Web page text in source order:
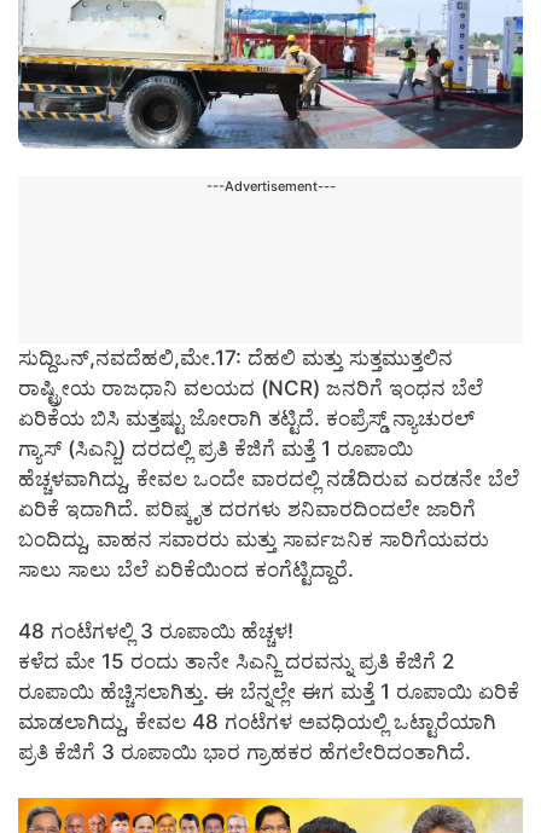
---Advertisement---
ಸುದ್ದಿಒನ್,ನವದೆಹಲಿ,ಮೇ.17: ದೆಹಲಿ ಮತ್ತು ಸುತ್ತಮುತ್ತಲಿನ
ರಾಷ್ಟ್ರೀಯ ರಾಜಧಾನಿ ವಲಯದ (NCR) ಜನರಿಗೆ ಇಂಧನ ಬೆಲೆ
ಏರಿಕೆಯ ಬಿಸಿ ಮತ್ತಷ್ಟು ಜೋರಾಗಿ ತಟ್ಟಿದೆ. ಕಂಪ್ರೆಸ್ಡ್ ನ್ಯಾಚುರಲ್
ಗ್ಯಾಸ್ (ಸಿಎನ್ಜಿ) ದರದಲ್ಲಿ ಪ್ರತಿ ಕೆಜಿಗೆ ಮತ್ತೆ 1 ರೂಪಾಯಿ
ಹೆಚ್ಚಳವಾಗಿದ್ದು, ಕೇವಲ ಒಂದೇ ವಾರದಲ್ಲಿ ನಡೆದಿರುವ ಎರಡನೇ ಬೆಲೆ
ಏರಿಕೆ ಇದಾಗಿದೆ. ಪರಿಷ್ಕೃತ ದರಗಳು ಶನಿವಾರದಿಂದಲೇ ಜಾರಿಗೆ
ಬಂದಿದ್ದು, ವಾಹನ ಸವಾರರು ಮತ್ತು ಸಾರ್ವಜನಿಕ ಸಾರಿಗೆಯವರು
ಸಾಲು ಸಾಲು ಬೆಲೆ ಏರಿಕೆಯಿಂದ ಕಂಗೆಟ್ಟಿದ್ದಾರೆ.
48 ಗಂಟೆಗಳಲ್ಲಿ 3 ರೂಪಾಯಿ ಹೆಚ್ಚಳ!
ಕಳೆದ ಮೇ 15 ರಂದು ತಾನೇ ಸಿಎನ್ಜಿ ದರವನ್ನು ಪ್ರತಿ ಕೆಜಿಗೆ 2
ರೂಪಾಯಿ ಹೆಚ್ಚಿಸಲಾಗಿತ್ತು. ಈ ಬೆನ್ನಲ್ಲೇ ಈಗ ಮತ್ತೆ 1 ರೂಪಾಯಿ ಏರಿಕೆ
ಮಾಡಲಾಗಿದ್ದು, ಕೇವಲ 48 ಗಂಟೆಗಳ ಅವಧಿಯಲ್ಲಿ ಒಟ್ಟಾರೆಯಾಗಿ
ಪ್ರತಿ ಕೆಜಿಗೆ 3 ರೂಪಾಯಿ ಭಾರ ಗ್ರಾಹಕರ ಹೆಗಲೇರಿದಂತಾಗಿದೆ.